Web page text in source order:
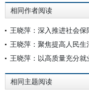
相同作者阅读
王晓萍：深入推进社会保
王晓萍：聚焦提高人民
王晓萍：以高质量充分
相同主题阅读